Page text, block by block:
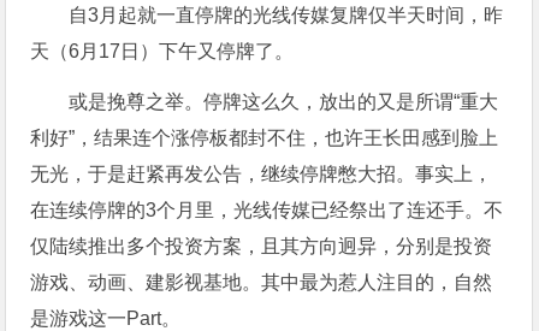
自3月起就一直停牌的光线传媒复牌仅半天时间，昨
天（6月17日）下午又停牌了。
或是挽尊之举。停牌这么久，放出的又是所谓“重大
利好”，结果连个涨停板都封不住，也许王长田感到脸上
无光，于是赶紧再发公告，继续停牌憋大招。事实上，
在连续停牌的3个月里，光线传媒已经祭出了连还手。不
仅陆续推出多个投资方案，且其方向迥异，分别是投资
游戏、动画、建影视基地。其中最为惹人注目的，自然
是游戏这一Part。